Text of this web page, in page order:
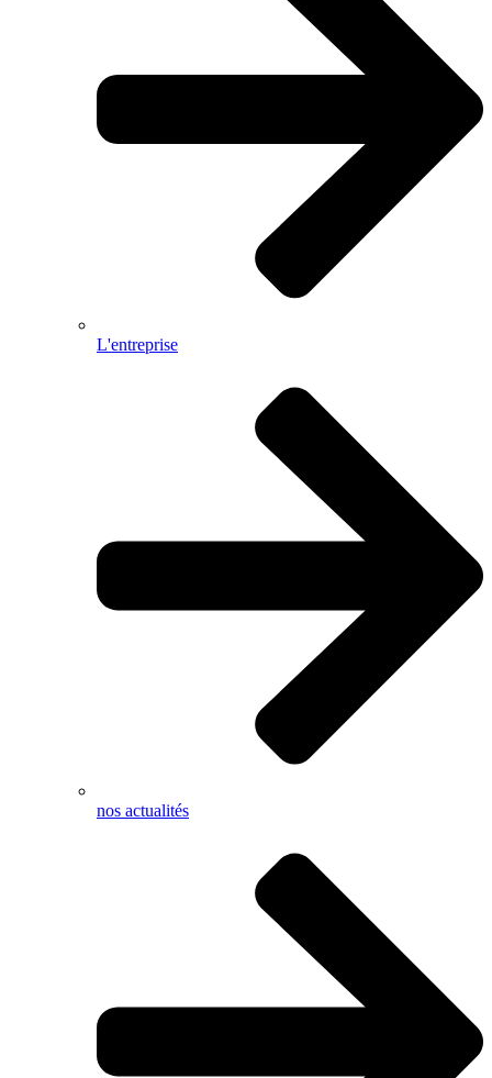
L'entreprise
nos actualités